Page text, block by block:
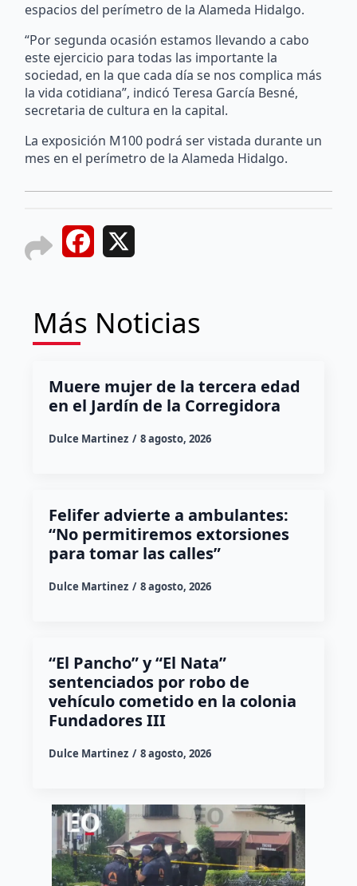
espacios del perímetro de la Alameda Hidalgo.
“Por segunda ocasión estamos llevando a cabo
este ejercicio para todas las importante la
sociedad, en la que cada día se nos complica más
la vida cotidiana”, indicó Teresa García Besné,
secretaria de cultura en la capital.
La exposición M100 podrá ser vistada durante un
mes en el perímetro de la Alameda Hidalgo.
Facebook
Más Noticias
Muere mujer de la tercera edad
en el Jardín de la Corregidora
Dulce Martinez 8 agosto, 2026
Felifer advierte a ambulantes:
“No permitiremos extorsiones
para tomar las calles”
Dulce Martinez 8 agosto, 2026
“El Pancho” y “El Nata”
sentenciados por robo de
vehículo cometido en la colonia
Fundadores III
Dulce Martinez 8 agosto, 2026